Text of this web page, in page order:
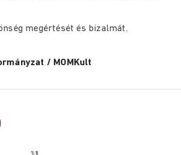
megértését és bizalmát.
/ MOMKult